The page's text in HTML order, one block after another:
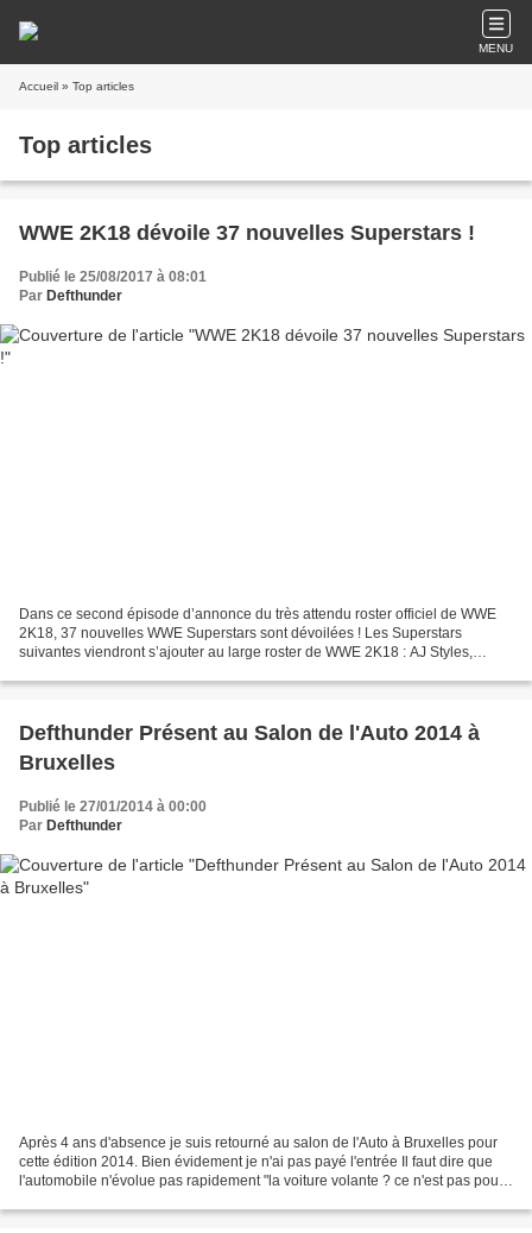
MENU
Accueil » Top articles
Top articles
WWE 2K18 dévoile 37 nouvelles Superstars !
Publié le 25/08/2017 à 08:01
Par Defthunder
Dans ce second épisode d’annonce du très attendu roster officiel de WWE
2K18, 37 nouvelles WWE Superstars sont dévoilées ! Les Superstars
suivantes viendront s’ajouter au large roster de WWE 2K18 : AJ Styles,
Defthunder Présent au Salon de l'Auto 2014 à
Bruxelles
Publié le 27/01/2014 à 00:00
Par Defthunder
Après 4 ans d'absence je suis retourné au salon de l'Auto à Bruxelles pour
cette édition 2014. Bien évidement je n'ai pas payé l'entrée Il faut dire que
l'automobile n'évolue pas rapidement "la voiture volante ? ce n'est pas pour